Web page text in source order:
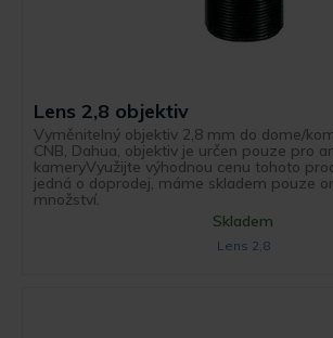
Lens 2,8 objektiv
Vyměnitelný objektiv 2,8 mm do dome/
CNB, Dahua, objektiv je určen pouze pro
kameryVyužijte výhodnou cenu tohoto
jedná o doprodej, máme skladem pouze
množství.
Skladem
Lens 2,8